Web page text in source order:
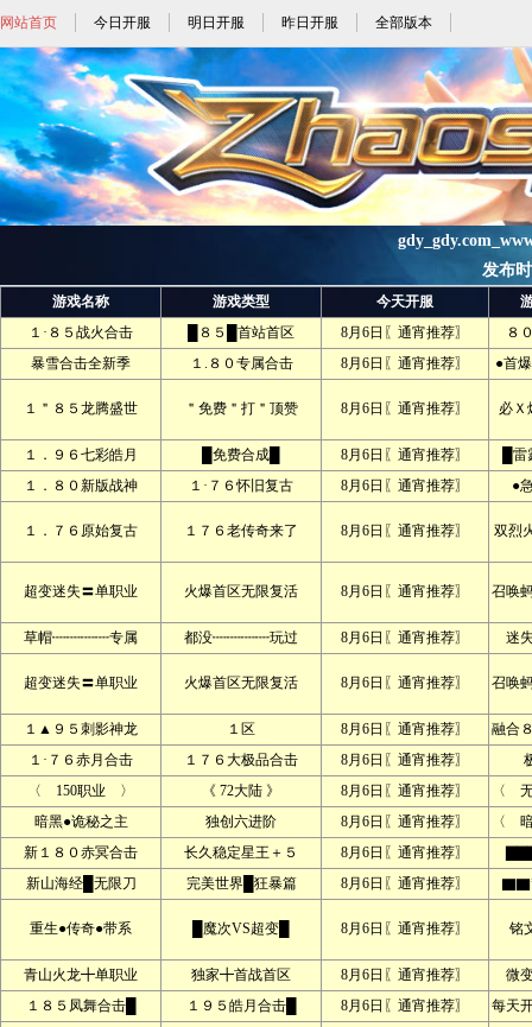
网站首页 今日开服 明日开服 昨日开服 全部版本
发布
游戏名称 游戏类型 今天开服
１·８５战火合击
█８５█首站首区 8月6日〖通宵推荐〗
８
暴雪合击全新季
１.８０专属合击 8月6日〖通宵推荐〗 ●首
１＂８５龙腾盛世 ＂免费＂打＂顶赞 8月6日〖通宵推荐〗 必Ｘ
１．９６七彩皓月 █免费合成█ 8月6日〖通宵推荐〗
█
１．８０新版战神
１·７６怀旧复古 8月6日〖通宵推荐〗 ●
１．７６原始复古 １７６老传奇来了 8月6日〖通宵推荐〗 双烈
超变迷失〓单职业 火爆首区无限复活 8月6日〖通宵推荐〗 召唤
草帽┉┉┉┉专属 都没┉┉┉┉玩过 8月6日〖通宵推荐〗 迷
超变迷失〓单职业 火爆首区无限复活 8月6日〖通宵推荐〗 召唤
１▲９５刺影神龙 １区 8月6日〖通宵推荐〗
融合
１·７６赤月合击
１７６大极品合击 8月6日〖通宵推荐〗
〈 150职业 〉
《 72大陆 》 8月6日〖通宵推荐〗
〈
暗黑●诡秘之主
独创六进阶 8月6日〖通宵推荐〗
〈
新１８０赤冥合击
长久稳定星王＋５ 8月6日〖通宵推荐〗
新山海经█无限刀
完美世界█狂暴篇 8月6日〖通宵推荐〗
重生●传奇●带系 █魔次VS超变█ 8月6日〖通宵推荐〗 铭
青山火龙╋单职业 独家╋首战首区 8月6日〖通宵推荐〗
微
１８５凤舞合击█
１９５皓月合击█ 8月6日〖通宵推荐〗
每天